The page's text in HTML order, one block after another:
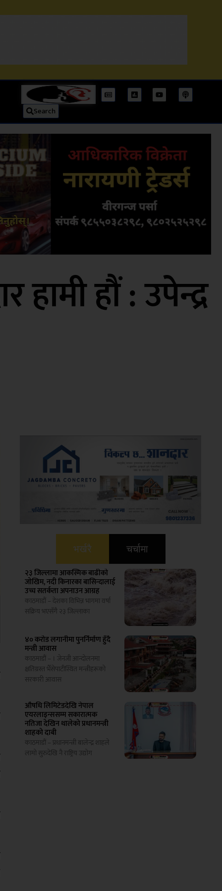
Search
हौं : उपेन्द्र
भर्खरै चर्चामा
२३ जिल्लामा आकस्मिक बाढीको
जोखिम, नदी किनारका बासिन्दालाई
उच्च सतर्कता अपनाउन आग्रह
काठमाडौं – देशका विभिन्न भागमा वर्षा
सक्रिय भएसँगै २३ जिल्लाका
४० करोड लगानीमा पुनर्निर्माण हुँदै
मन्त्री आवास
काठमाडौं – । जेनजी आन्दोलनमा
क्षतिग्रस्त भैँसेपाटीस्थित मन्त्रीहरूको
सरकारी आवास
औषधि लिमिटेडदेखि नेपाल
एयरलाइन्ससम्म सकारात्मक
नतिजा देखिन थालेको प्रधानमन्त्री
शाहको दाबी
काठमाडौं – प्रधानमन्त्री बालेन्द्र शाहले
लामो सुरुदेखि नै राष्ट्रिय उद्योग